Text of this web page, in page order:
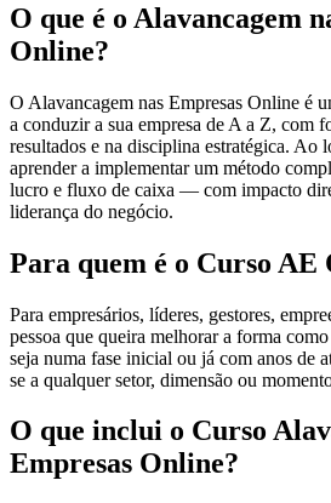
O que é o Alavancagem
Online?
O Alavancagem nas Empresas Online é
a conduzir a sua empresa de A a Z, com
resultados e na disciplina estratégica. Ao
aprender a implementar um método
lucro e fluxo de caixa — com impacto
liderança do negócio.
Para quem é o Curso AE
Para empresários, líderes, gestores,
pessoa que queira melhorar a forma
seja numa fase inicial ou já com anos de
se a qualquer setor, dimensão ou
O que inclui o Curso
Empresas Online?